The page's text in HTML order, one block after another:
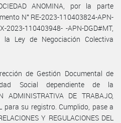
ANOMINA, por la parte
N° RE-2023-110403824-APN-
2023-110403948- -APN-DGD#MT,
Ley de Negociación Colectiva
de Gestión Documental de
Social dependiente de la
ADMINISTRATIVA DE TRABAJO,
para su registro. Cumplido, pase a
Y REGULACIONES DEL